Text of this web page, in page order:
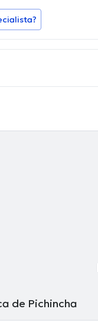
de Pichincha